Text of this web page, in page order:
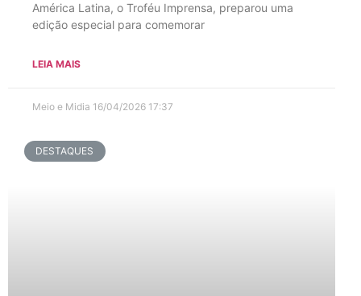
América Latina, o Troféu Imprensa, preparou uma
edição especial para comemorar
LEIA MAIS
Meio e Midia 16/04/2026 17:37
DESTAQUES